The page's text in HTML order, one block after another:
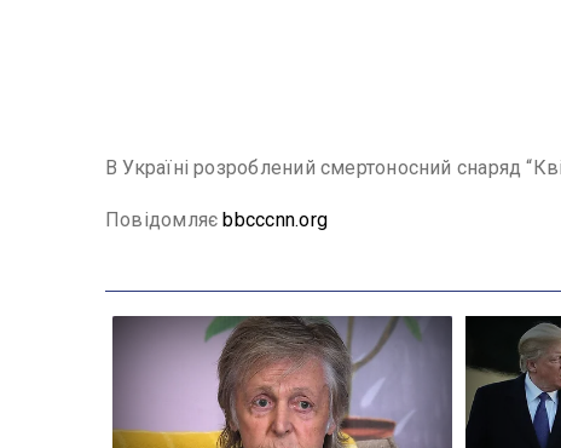
В Україні розроблений смертоносний снаряд
Повідомляєbbcccnn.org